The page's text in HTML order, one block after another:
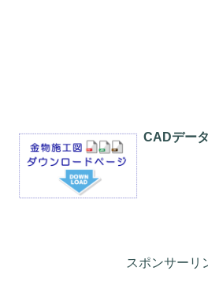
CADデー
スポンサーリ